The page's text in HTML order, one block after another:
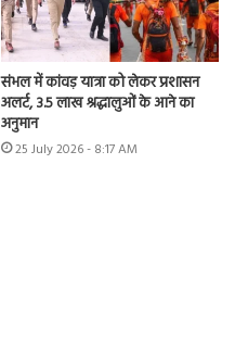
संभल में कांवड़ यात्रा को लेकर प्रशासन
अलर्ट, 3.5 लाख श्रद्धालुओं के आने का
अनुमान
25 July 2026 - 8:17 AM